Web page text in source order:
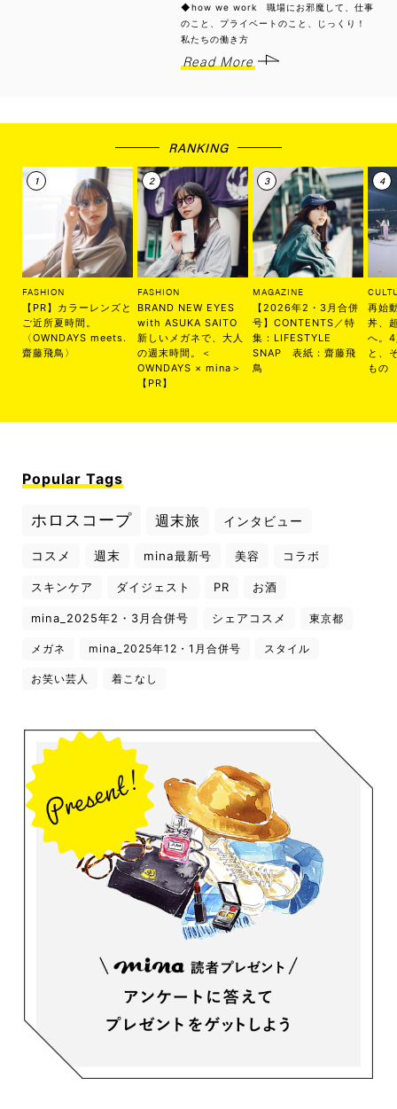
◆how we work 職場にお邪魔して、仕事
のこと、プライベートのこと、じっくり！
私たちの働き方
Read More
RANKING
FASHION
【PR】カラーレンズと
ご近所夏時間。
〈OWNDAYS meets.
齋藤飛鳥〉
FASHION
BRAND NEW EYES
with ASUKA SAITO
新しいメガネで、大人
の週末時間。＜
OWNDAYS × mina＞
【PR】
MAGAZINE
【2026年2・3月合併
号】CONTENTS／特
集：LIFESTYLE
SNAP 表紙：齋藤飛
鳥
再始
丼、
へ。
と、
もの
Popular Tags
ホロスコープ 週末旅 インタビュー
コスメ 週末 mina最新号 美容 コラボ
スキンケア ダイジェスト PR お酒
mina_2025年2・3月合併号 シェアコスメ 東京都
メガネ mina_2025年12・1月合併号 スタイル
お笑い芸人 着こなし